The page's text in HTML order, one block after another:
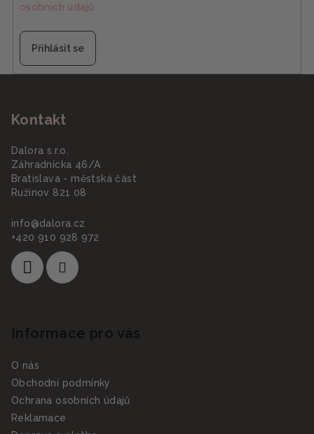
osobních údajů
Přihlásit se
Kontakt
Dalora s.r.o.
Záhradnícka 46/A
Bratislava - městská část
Ružinov 821 08
info@dalora.cz
+420 910 928 972
Informace pro vás
O nás
Obchodní podmínky
Ochrana osobních údajů
Reklamace